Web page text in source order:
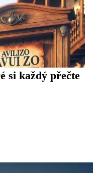
si každý přečte